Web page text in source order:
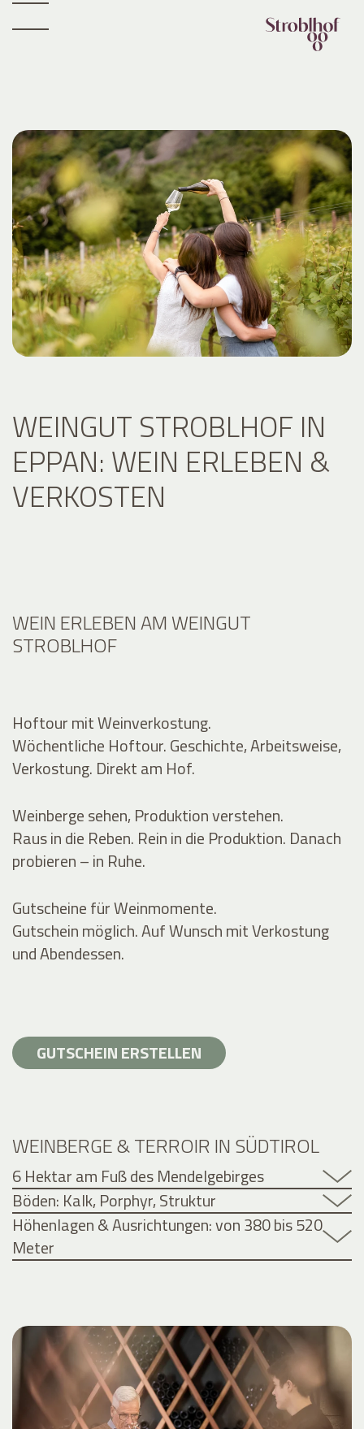
WEINGUT STROBLHOF IN
EPPAN: WEIN ERLEBEN &
VERKOSTEN
WEIN ERLEBEN AM WEINGUT
STROBLHOF
Hoftour mit Weinverkostung.
Wöchentliche Hoftour. Geschichte, Arbeitsweise,
Verkostung. Direkt am Hof.
Weinberge sehen, Produktion verstehen.
Raus in die Reben. Rein in die Produktion. Danach
probieren – in Ruhe.
Gutscheine für Weinmomente.
Gutschein möglich. Auf Wunsch mit Verkostung
und Abendessen.
GUTSCHEIN ERSTELLEN
WEINBERGE & TERROIR IN SÜDTIROL
6 Hektar am Fuß des Mendelgebirges
Böden: Kalk, Porphyr, Struktur
Höhenlagen & Ausrichtungen: von 380 bis 520
Meter